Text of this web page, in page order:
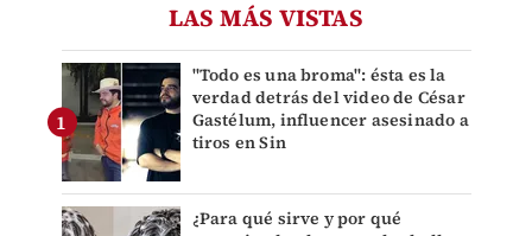
LAS MÁS VISTAS
"Todo es una broma": ésta es la
verdad detrás del video de César
Gastélum, influencer asesinado a
tiros en Sin
¿Para qué sirve y por qué